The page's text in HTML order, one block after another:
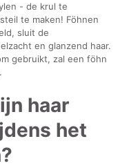
- de krul te
te maken! Föhnen
sluit de
en glanzend haar.
gebruikt, zal een föhn
haar
het